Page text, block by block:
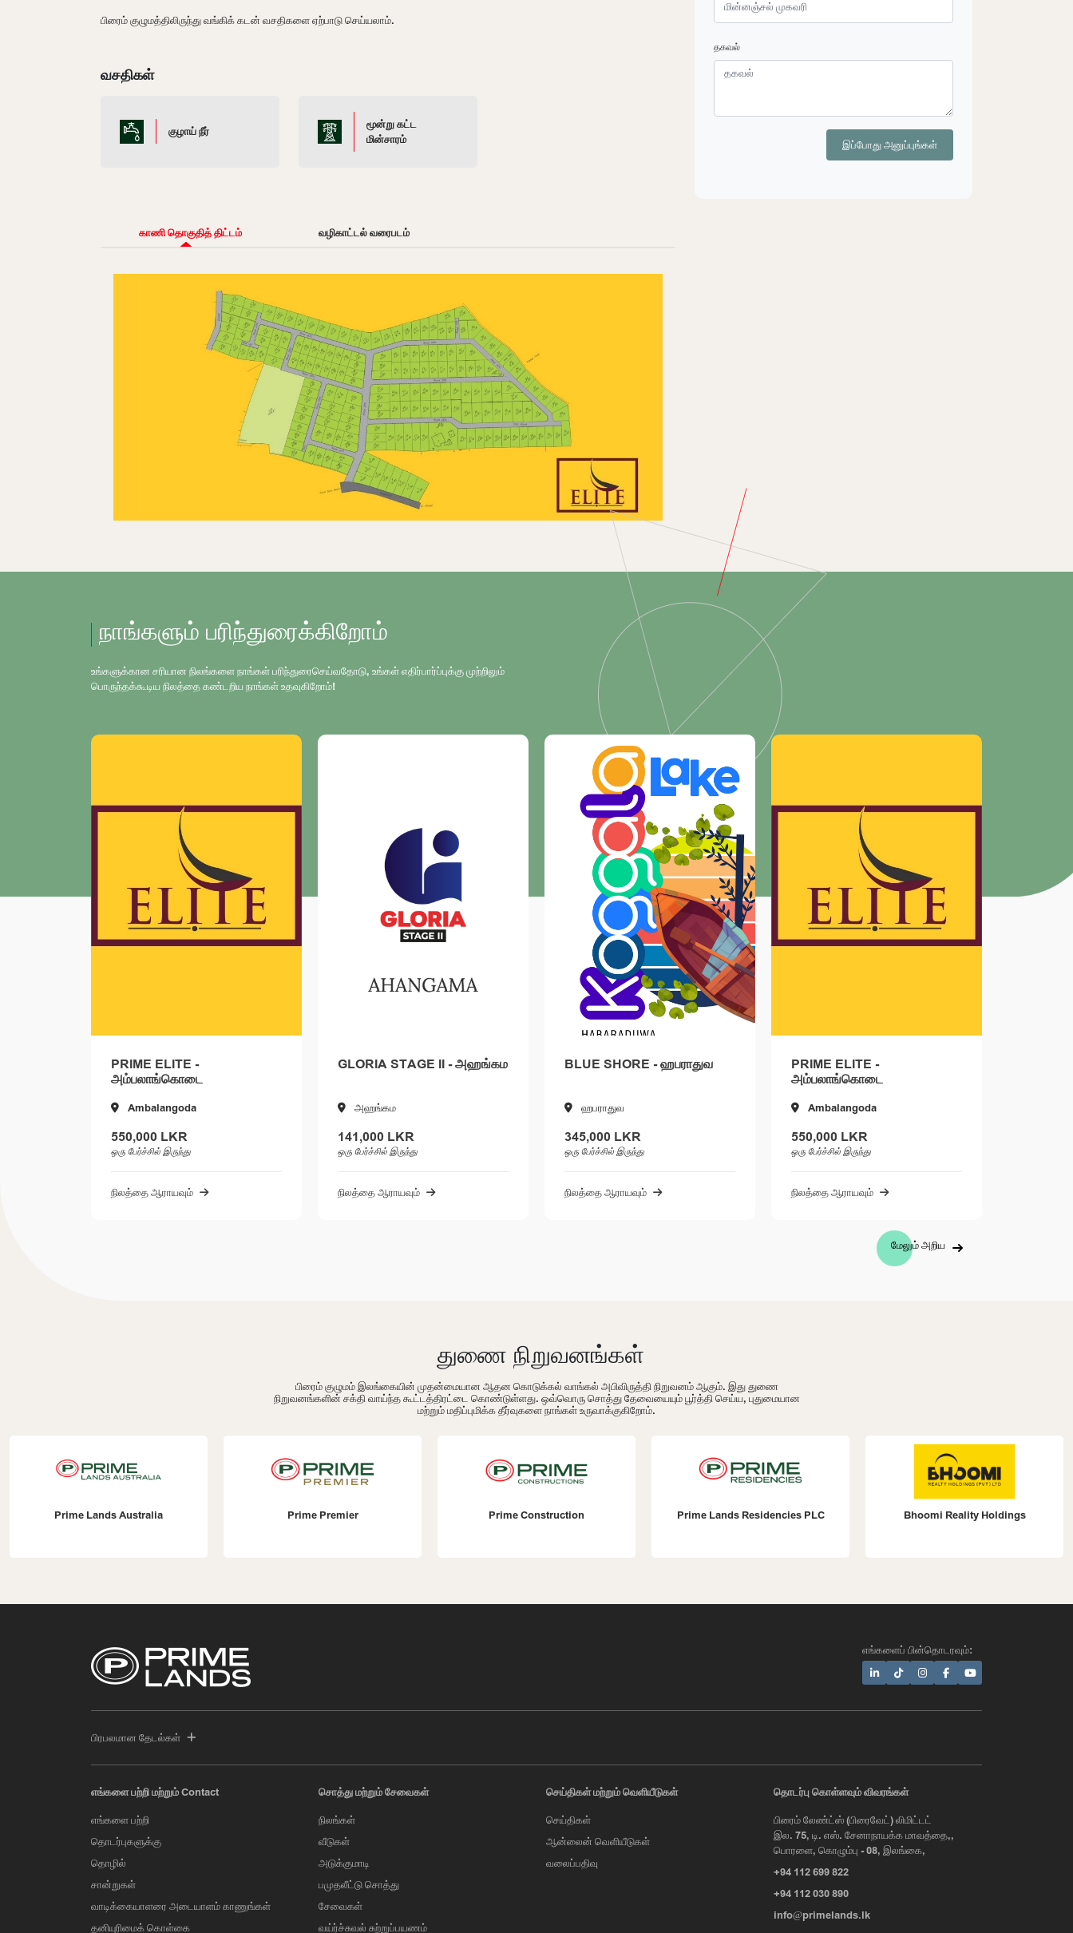
பிரைம் குழுமத்திலிருந்து வங்கிக் கடன் வசதிகளை ஏற்பாடு செய்யலாம்.
வசதிகள்
குழாய் நீர்
மூன்று கட்ட
மின்சாரம்
காணி தொகுதித் திட்டம் வழிகாட்டல் வரைபடம்
தகவல்
இப்போது அனுப்புங்கள்
நாங்களும் பரிந்துரைக்கிறோம்
உங்களுக்கான சரியான நிலங்களை நாங்கள் பரிந்துரைசெய்வதோடு, உங்கள் எதிர்பார்ப்புக்கு முற்றிலும்
பொருந்தக்கூடிய நிலத்தை கண்டறிய நாங்கள் உதவுகிறோம்!
PRIME ELITE -
அம்பலாங்கொடை
Ambalangoda
550,000 LKR
ஒரு பேர்ச்சில் இருந்து
நிலத்தை ஆராயவும்
GLORIA STAGE II - அஹங்கம
அஹங்கம
141,000 LKR
ஒரு பேர்ச்சில் இருந்து
நிலத்தை ஆராயவும்
BLUE SHORE - ஹபராதுவ
ஹபராதுவ
345,000 LKR
ஒரு பேர்ச்சில் இருந்து
நிலத்தை ஆராயவும்
PRIME ELITE -
அம்பலாங்கொடை
Ambalangoda
550,000 LKR
ஒரு பேர்ச்சில் இருந்து
நிலத்தை ஆராயவும்
மேலும் அறிய
துணை நிறுவனங்கள்
பிரைம் குழுமம் இலங்கையின் முதன்மையான ஆதன கொடுக்கல் வாங்கல் அபிவிருத்தி நிறுவனம் ஆகும். இது துணை
நிறுவனங்களின் சக்தி வாய்ந்த கூட்டத்திரட்டை கொண்டுள்ளது. ஒவ்வொரு சொத்து தேவையையும் பூர்த்தி செய்ய, புதுமையான
மற்றும் மதிப்புமிக்க தீர்வுகளை நாங்கள் உருவாக்குகிறோம்.
Prime Lands Australia Prime Premier Prime Construction Prime Lands Residencies PLC Bhoomi Reality Holdings
எங்களைப் பின்தொடரவும்:
பிரபலமான தேடல்கள்
எங்களை பற்றி மற்றும் Contact
எங்களை பற்றி
தொடர்புகளுக்கு
தொழில்
சான்றுகள்
வாடிக்கையாளரை அடையாளம் காணுங்கள்
தனியுரிமைக் கொள்கை
சொத்து மற்றும் சேவைகள்
நிலங்கள்
வீடுகள்
அடுக்குமாடி
பமுதலீட்டு சொத்து
சேவைகள்
வய்ர்ச்சுவல் சுற்றுப்பயணம்
செய்திகள் மற்றும் வெளியீடுகள்
செய்திகள்
ஆன்லைன் வெளியீடுகள்
வலைப்பதிவு
தொடர்பு கொள்ளவும் விவரங்கள்
பிரைம் லேண்ட்ஸ் (பிரைவேட்) லிமிட்டட்
இல. 75, டி. எஸ். சேனாநாயக்க மாவத்தை,,
பொரளை, கொழும்பு - 08, இலங்கை,
+94 112 699 822
+94 112 030 890
info@primelands.lk
Hi, I'm Prime Bee, Your AI
Assistant!
Tap the Call button above to talk
message below and I'll be happy to